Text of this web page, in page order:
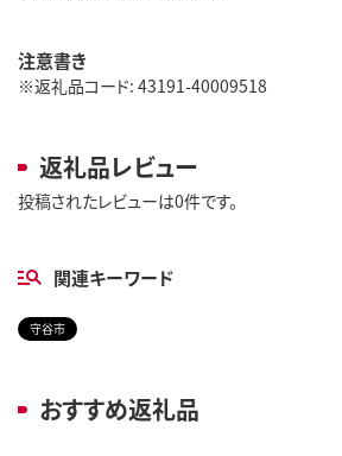
注意書き
※返礼品コード: 43191-40009518
返礼品レビュー
投稿されたレビューは0件です。
関連キーワード
守谷市
おすすめ返礼品